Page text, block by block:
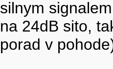
silnym
na 24dB sito,
porad v